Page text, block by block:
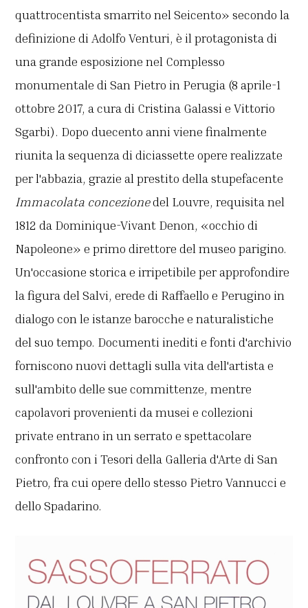
quattrocentista smarrito nel Seicento» secondo la
definizione di Adolfo Venturi, è il protagonista di
una grande esposizione nel Complesso
monumentale di San Pietro in Perugia (8 aprile-1
ottobre 2017, a cura di Cristina Galassi e Vittorio
Sgarbi). Dopo duecento anni viene finalmente
riunita la sequenza di diciassette opere realizzate
per l'abbazia, grazie al prestito della stupefacente
Immacolata concezionedel Louvre, requisita nel
1812 da Dominique-Vivant Denon, «occhio di
Napoleone» e primo direttore del museo parigino.
Un'occasione storica e irripetibile per approfondire
la figura del Salvi, erede di Raffaello e Perugino in
dialogo con le istanze barocche e naturalistiche
del suo tempo. Documenti inediti e fonti d'archivio
forniscono nuovi dettagli sulla vita dell'artista e
sull'ambito delle sue committenze, mentre
capolavori provenienti da musei e collezioni
private entrano in un serrato e spettacolare
confronto con i Tesori della Galleria d'Arte di San
Pietro, fra cui opere dello stesso Pietro Vannucci e
dello Spadarino.